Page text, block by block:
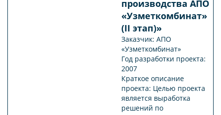
производства АПО
«Узметкомбинат»
(II этап)»
Заказчик: АПО
«Узметкомбинат»
Год разработки проекта:
2007
Краткое описание
проекта: Целью проекта
является выработка
решений по